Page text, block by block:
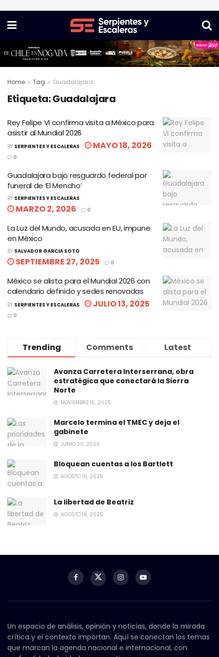
Home Tag Guadalajara
Etiqueta:Guadalajara
Rey Felipe VI confirma visita a México para
asistir al Mundial 2026
BY SERPIENTES Y ESCALERAS MAYO 18, 2026
0
Guadalajara bajo resguardo federal por
funeral de ‘El Mencho’
BY SERPIENTES Y ESCALERAS
MARZO 2, 2026 0
La Luz del Mundo, acusada en EU, impune
en México
BY SALVADOR GARCIA SOTO
SEPTIEMBRE 27, 2025 0
México se alista para el Mundial 2026 con
calendario definido y sedes renovadas
BY SERPIENTES Y ESCALERAS JULIO 13, 2025
0
Trending Comments Latest
Avanza Carretera Interserrana, obra
estratégica que conectará la Sierra
Norte
NOVIEMBRE 15, 2025
Marcelo termina el TMEC y deja el
gabinete
JUNIO 20, 2026
Bloquean cuentas a los Bartlett
AGOSTO 16, 2025
La libertad de Beatriz
AGOSTO 18, 2025
Un espacio de análisis, opinión y noticias, donde la mirada
crítica y el contexto importan. Aquí se conectan los temas
que marcan la agenda nacional e internacional, con